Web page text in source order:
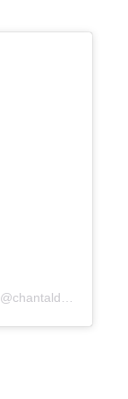
Un post condiviso da Chantal Danielle (@chantaldanielle_)